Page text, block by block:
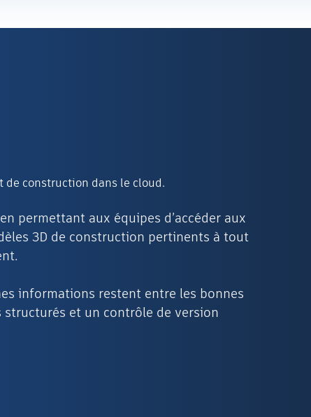
de construction dans le cloud.
permettant aux équipes d’accéder aux
3D de construction pertinents à tout
informations restent entre les bonnes
structurés et un contrôle de version